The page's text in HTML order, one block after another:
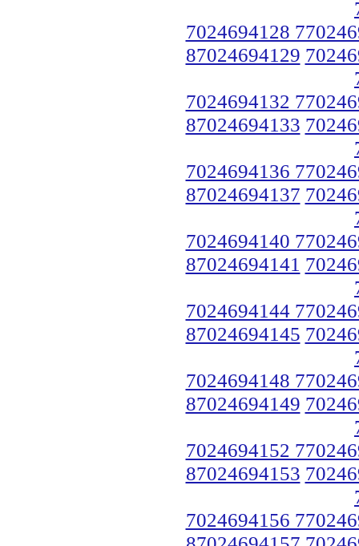
7024694128
87024694129
7024694132
87024694133
7024694136
87024694137
7024694140
87024694141
7024694144
87024694145
7024694148
87024694149
7024694152
87024694153
7024694156